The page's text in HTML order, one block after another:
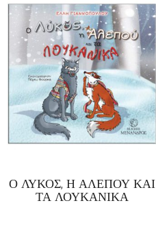
Ο ΛΥΚΟΣ, Η ΑΛΕΠΟΥ ΚΑΙ
ΤΑ ΛΟΥΚΑΝΙΚΑ